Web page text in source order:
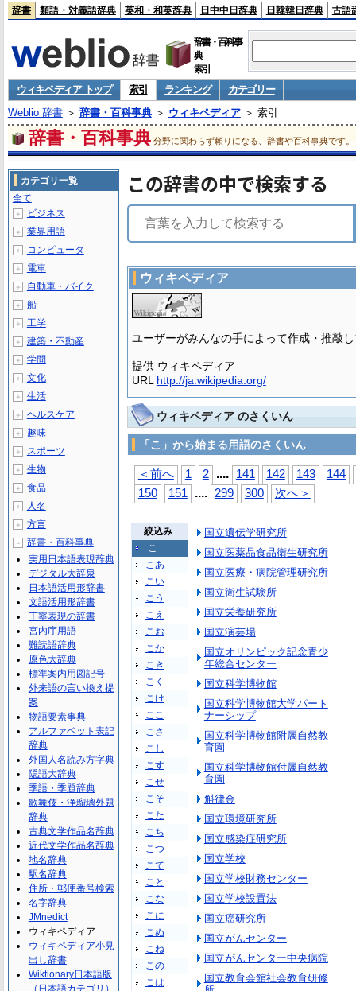
辞書 類語・対義語辞典 英和・和英辞典 日中中日辞典 日韓韓日辞典 古語
辞書・百科事
典
索引
ウィキペディア トップ 索引 ランキング
カテゴリー
Weblio 辞書＞ 辞書・百科事典＞ ウィキペディア＞ 索引
辞書・百科事典 分野に関わらず頼りになる、辞書や百科事典です。
この辞書の中で検索する
ウィキペディア
ユーザーがみんなの手によって作成・推敲
提供 ウィキペディア
URL http://ja.wikipedia.org/
ウィキペディア のさくいん
「こ」から始まる用語のさくいん
＜前へ 1 2 .... 141 142 143
144
150
151 .... 299 300 次へ＞
絞込み
こ
こあ
こい
こう
こえ
こお
こか
こき
こく
こけ
ここ
こさ
こし
こす
こせ
こそ
こた
こち
こつ
こて
こと
こな
こに
こぬ
こね
この
こは
国立遺伝学研究所
国立医薬品食品衛生研究所
国立医療・病院管理研究所
国立衛生試験所
国立栄養研究所
国立演芸場
国立オリンピック記念青少
年総合センター
国立科学博物館
国立科学博物館大学パート
ナーシップ
国立科学博物館附属自然教
育園
国立科学博物館付属自然教
育園
斛律金
国立環境研究所
国立感染症研究所
国立学校
国立学校財務センター
国立学校設置法
国立癌研究所
国立がんセンター
国立がんセンター中央病院
国立教育会館社会教育研修
カテゴリ一覧
全て
＋ ビジネス
＋ 業界用語
＋ コンピュータ
＋ 電車
＋ 自動車・バイク
＋ 船
＋ 工学
＋ 建築・不動産
＋ 学問
＋ 文化
＋ 生活
＋ ヘルスケア
＋ 趣味
＋ スポーツ
＋ 生物
＋ 食品
＋ 人名
＋ 方言
－
辞書・百科事典
実用日本語表現辞典
デジタル大辞泉
日本語活用形辞書
文語活用形辞書
丁寧表現の辞書
宮内庁用語
難読語辞典
原色大辞典
標準案内用図記号
外来語の言い換え提
案
物語要素事典
アルファベット表記
辞典
外国人名読み方字典
隠語大辞典
季語・季題辞典
歌舞伎・浄瑠璃外題
辞典
古典文学作品名辞典
近代文学作品名辞典
地名辞典
駅名辞典
住所・郵便番号検索
名字辞典
JMnedict
ウィキペディア
ウィキペディア小見
出し辞書
Wiktionary日本語版
（日本語カテゴリ）